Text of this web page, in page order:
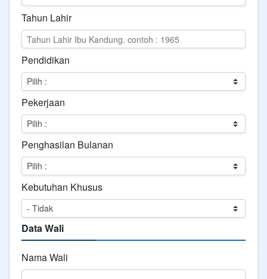
Tahun Lahir
Pendidikan
Pekerjaan
Penghasilan Bulanan
Kebutuhan Khusus
Data Wali
Nama Wali